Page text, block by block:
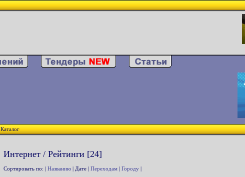
Каталог
Интернет / Рейтинги [24]
Сортировать по: | Названию | Дате | Переходам | Городу |